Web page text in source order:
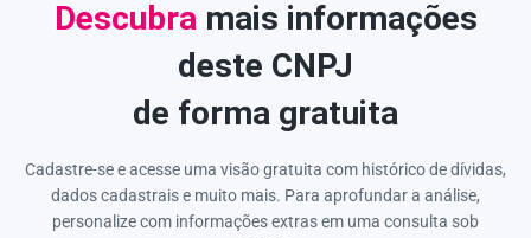
Descubramais informações
deste CNPJ
de forma gratuita
Cadastre-se e acesse uma visão gratuita com histórico de dívidas,
dados cadastrais e muito mais. Para aprofundar a análise,
personalize com informações extras em uma consulta sob